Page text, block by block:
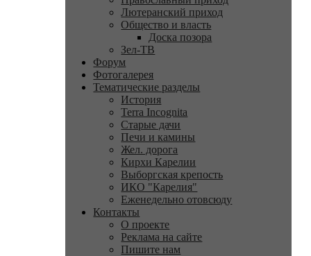
Лютеранский приход
Общество и власть
Доска позора
Зел-ТВ
Форум
Фотогалерея
Тематические разделы
История
Terra Incognita
Старые дачи
Печи и камины
Жел. дорога
Кирхи Карелии
Выборгская крепость
ИКО "Карелия"
Еженедельно отовсюду
Контакты
О проекте
Реклама на сайте
Пишите нам